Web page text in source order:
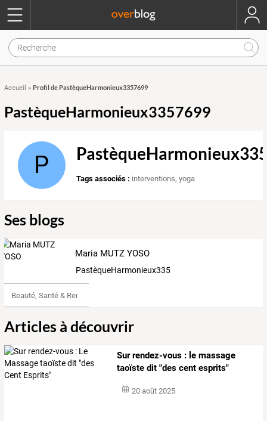
Accueil » Profil de PastèqueHarmonieux3357699
PastèqueHarmonieux3357699
P Tags associés : interventions,yoga
Ses blogs
Maria MUTZ YOSO
PastèqueHarmonieux3357699
Beauté, Santé & Remise en forme
Articles à découvrir
Sur rendez-vous : le massage
taoïste dit "des cent esprits"
20 août 2025